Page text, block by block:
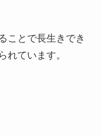
ことで長生きでき
れています。